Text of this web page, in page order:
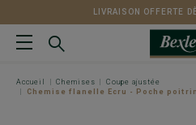
LIVRAISON OFFERTE
Accueil Chemises
Coupe ajustée
Chemise flanelle Ecru - Poche